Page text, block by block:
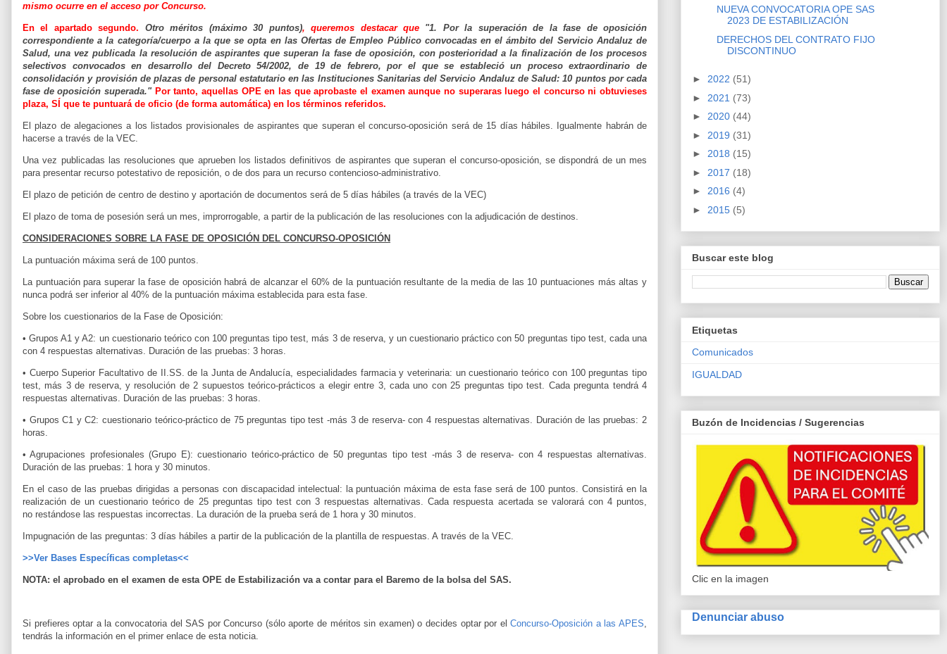
mismo ocurre en el acceso por Concurso.
En el apartado segundo. Otro méritos (máximo 30 puntos), queremos destacar que "1. Por la superación de la fase de oposición
correspondiente a la categoría/cuerpo a la que se opta en las Ofertas de Empleo Público convocadas en el ámbito del Servicio Andaluz de
Salud, una vez publicada la resolución de aspirantes que superan la fase de oposición, con posterioridad a la finalización de los procesos
selectivos convocados en desarrollo del Decreto 54/2002, de 19 de febrero, por el que se estableció un procesoextraordinario de
consolidación y provisión de plazas de personal estatutario en las Instituciones Sanitarias del Servicio Andaluz de Salud: 10 puntos por cada
fase deoposición superada." Por tanto, aquellas OPE en las que aprobaste el examen aunque no superaras luego el concurso ni obtuvieses
plaza, SÍ que te puntuará de oficio (de forma automática) en los términos referidos.
El plazo de alegaciones a los listados provisionales de aspirantes que superan el concurso-oposición será de 15 días hábiles. Igualmente habrán de
hacerse a través de la VEC.
Una vez publicadas las resoluciones que aprueben los listados definitivos de aspirantes que superan el concurso-oposición, se dispondrá de un mes
para presentar recurso potestativo de reposición, o de dos para un recurso contencioso-administrativo.
El plazo de petición de centro de destino y aportación de documentos será de 5 días hábiles (a través de la VEC)
El plazo de toma de posesión será un mes, improrrogable, a partir de la publicación de las resoluciones con la adjudicación de destinos.
CONSIDERACIONES SOBRE LA FASE DE OPOSICIÓN DEL CONCURSO-OPOSICIÓN
La puntuación máxima será de 100 puntos.
La puntuación para superar la fase de oposición habrá de alcanzar el 60% de la puntuación resultantede la media de las 10 puntuaciones más altas y
nunca podrá ser inferior al 40% de la puntuación máxima establecida para esta fase.
Sobre los cuestionarios de la Fase de Oposición:
• Grupos A1 y A2: un cuestionario teórico con 100 preguntas tipo test, más 3 de reserva, y uncuestionario práctico con 50 preguntas tipo test, cada una
con 4 respuestas alternativas. Duración de las pruebas: 3 horas.
• Cuerpo Superior Facultativo de II.SS. de la Junta de Andalucía, especialidades farmacia y veterinaria: un cuestionario teórico con 100 preguntas tipo
test, más 3 de reserva, y resolución de 2 supuestos teórico-prácticos a elegir entre 3, cada uno con 25 preguntas tipo test. Cada pregunta tendrá4
respuestas alternativas. Duración de las pruebas: 3 horas.
• Grupos C1 y C2: cuestionario teórico-práctico de 75 preguntas tipo test -más 3 de reserva- con 4 respuestas alternativas. Duración de las pruebas: 2
horas.
• Agrupaciones profesionales (Grupo E): cuestionario teórico-práctico de 50 preguntas tipo test -más 3 de reserva- con 4 respuestas alternativas.
Duración de las pruebas: 1 hora y 30 minutos.
En el caso de las pruebas dirigidas a personas con discapacidad intelectual: la puntuación máxima deesta fase será de 100 puntos. Consistirá en la
realización de un cuestionario teórico de 25 preguntas tipo test con 3 respuestas alternativas. Cada respuesta acertada se valorará con 4 puntos,
no restándose las respuestas incorrectas. La duración de la prueba será de 1 hora y 30 minutos.
Impugnación de las preguntas: 3 días hábiles a partir de la publicación de la plantilla de respuestas. A través de la VEC.
>>Ver Bases Específicas completas<<
NOTA: el aprobado en el examen de esta OPE de Estabilización va a contar para el Baremo de la bolsa del SAS.
Si prefieres optar a la convocatoria del SAS por Concurso (sólo aporte de méritos sin examen) o decides optar por elConcurso-Oposición a las APES,
tendrás la información en el primer enlace de esta noticia.
NUEVA CONVOCATORIA OPE SAS
2023 DE ESTABILIZACIÓN
DERECHOS DEL CONTRATO FIJO
DISCONTINUO
► 2022 (51)
► 2021 (73)
► 2020 (44)
► 2019 (31)
► 2018 (15)
► 2017 (18)
► 2016 (4)
► 2015 (5)
Buscar este blog
Etiquetas
Comunicados
IGUALDAD
Buzón de Incidencias / Sugerencias
Clic en la imagen
Denunciar abuso